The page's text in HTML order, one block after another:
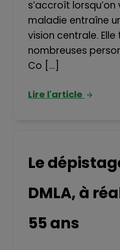
s’accroît
maladie entraîne
vision centrale.
nombreuses
Co [...]
Lire l'article
Le
DMLA, à
55 ans